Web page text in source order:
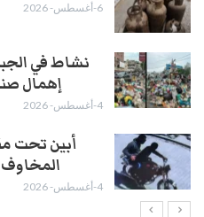
6-أغسطس- 2026
نشاط في
إهمال
4-أغسطس- 2026
أبين تحت
4-أغسطس- 2026